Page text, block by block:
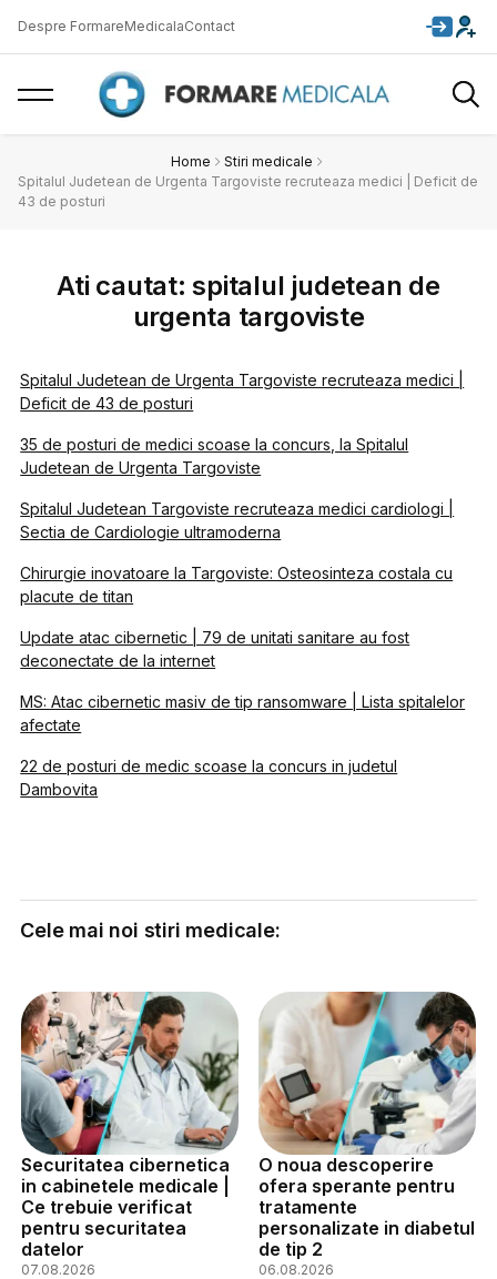
Despre FormareMedicalaContact
Home
Stiri medicale
Spitalul Judetean de Urgenta Targoviste recruteaza medici | Deficit de
43 de posturi
Ati cautat: spitalul judetean de
urgenta targoviste
Spitalul Judetean de Urgenta Targoviste recruteaza medici |
Deficit de 43 de posturi
35 de posturi de medici scoase la concurs, la Spitalul
Judetean de Urgenta Targoviste
Spitalul Judetean Targoviste recruteaza medici cardiologi |
Sectia de Cardiologie ultramoderna
Chirurgie inovatoare la Targoviste: Osteosinteza costala cu
placute de titan
Update atac cibernetic | 79 de unitati sanitare au fost
deconectate de la internet
MS: Atac cibernetic masiv de tip ransomware | Lista spitalelor
afectate
22 de posturi de medic scoase la concurs in judetul
Dambovita
Cele mai noi stiri medicale:
Securitatea cibernetica
in cabinetele medicale |
Ce trebuie verificat
pentru securitatea
datelor
07.08.2026
O noua descoperire
ofera sperante pentru
tratamente
personalizate in diabetul
de tip 2
06.08.2026